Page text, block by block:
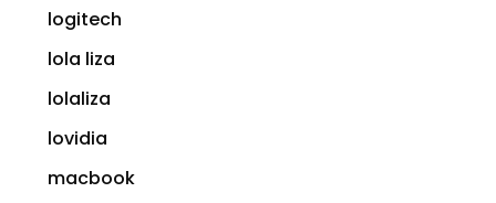
logitech
lola liza
lolaliza
lovidia
macbook